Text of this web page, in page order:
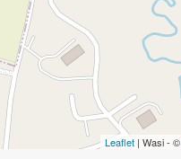
Leaflet | Wasi - ©